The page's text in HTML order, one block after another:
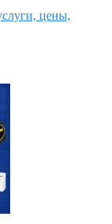
цены,